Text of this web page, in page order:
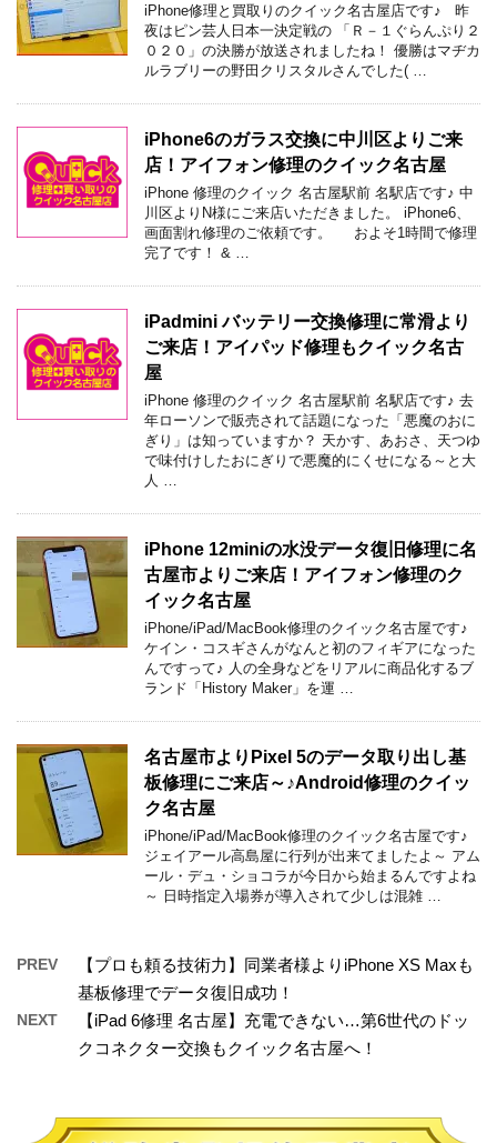
iPhone修理と買取りのクイック名古屋店です♪ 昨
夜はピン芸人日本一決定戦の 「Ｒ－１ぐらんぷり２
０２０」の決勝が放送されましたね！ 優勝はマヂカ
ルラブリーの野田クリスタルさんでした( …
iPhone6のガラス交換に中川区よりご来
店！アイフォン修理のクイック名古屋
iPhone 修理のクイック 名古屋駅前 名駅店です♪ 中
川区よりN様にご来店いただきました。 iPhone6、
画面割れ修理のご依頼です。 およそ1時間で修理
完了です！ & …
iPadmini バッテリー交換修理に常滑より
ご来店！アイパッド修理もクイック名古
屋
iPhone 修理のクイック 名古屋駅前 名駅店です♪ 去
年ローソンで販売されて話題になった「悪魔のおに
ぎり」は知っていますか？ 天かす、あおさ、天つゆ
で味付けしたおにぎりで悪魔的にくせになる～と大
人 …
iPhone 12miniの水没データ復旧修理に名
古屋市よりご来店！アイフォン修理のク
イック名古屋
iPhone/iPad/MacBook修理のクイック名古屋です♪
ケイン・コスギさんがなんと初のフィギアになった
んですって♪ 人の全身などをリアルに商品化するブ
ランド「History Maker」を運 …
名古屋市よりPixel 5のデータ取り出し基
板修理にご来店～♪Android修理のクイッ
ク名古屋
iPhone/iPad/MacBook修理のクイック名古屋です♪
ジェイアール高島屋に行列が出来てましたよ～ アム
ール・デュ・ショコラが今日から始まるんですよね
～ 日時指定入場券が導入されて少しは混雑 …
PREV
【プロも頼る技術力】同業者様よりiPhone XS Maxも
基板修理でデータ復旧成功！
NEXT
【iPad 6修理 名古屋】充電できない…第6世代のドッ
クコネクター交換もクイック名古屋へ！